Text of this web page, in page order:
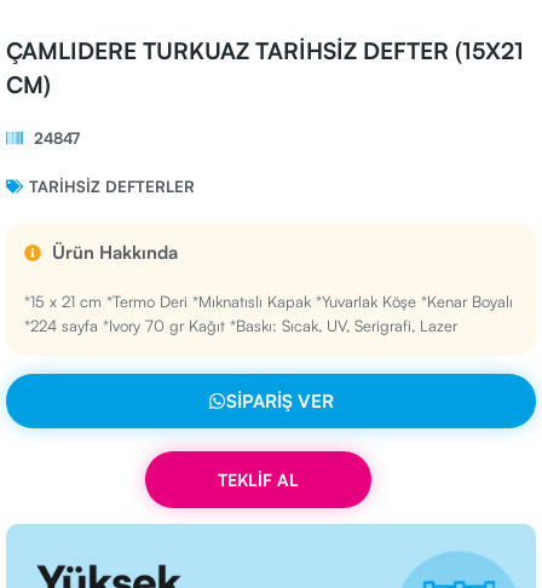
ÇAMLIDERE TURKUAZ TARİHSİZ DEFTER (15X21
CM)
24847
TARIHSIZ DEFTERLER
Ürün Hakkında
*15 x 21 cm *Termo Deri *Mıknatıslı Kapak *Yuvarlak Köşe *Kenar Boyalı
*224 sayfa *Ivory 70 gr Kağıt *Baskı: Sıcak, UV, Serigrafi, Lazer
SIPARIŞ VER
TEKLİF AL